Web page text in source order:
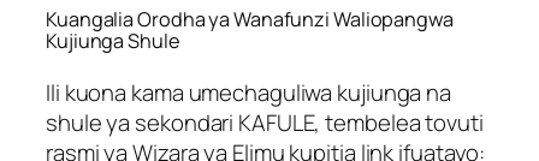
Kuangalia Orodha ya Wanafunzi Waliopangwa
Kujiunga Shule
Ili kuona kama umechaguliwa kujiunga na
shule ya sekondari KAFULE, tembelea tovuti
rasmi ya Wizara ya Elimu kupitia link ifuatayo: